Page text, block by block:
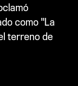
como "La
terreno de